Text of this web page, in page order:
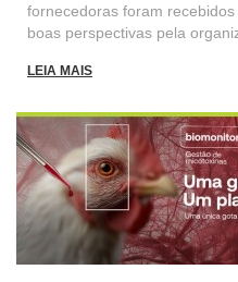
fornecedoras foram
boas perspectivas pela
LEIA MAIS